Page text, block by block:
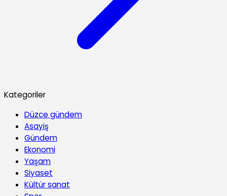
Kategoriler
Düzce gündem
Asayiş
Gündem
Ekonomi
Yaşam
Siyaset
Kültür sanat